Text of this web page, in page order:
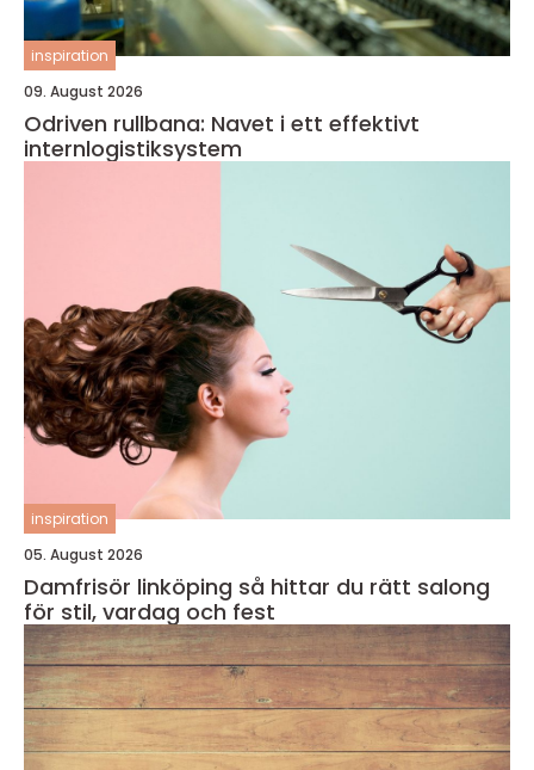
inspiration
09. August 2026
Odriven rullbana: Navet i ett effektivt
internlogistiksystem
inspiration
05. August 2026
Damfrisör linköping så hittar du rätt salong
för stil, vardag och fest